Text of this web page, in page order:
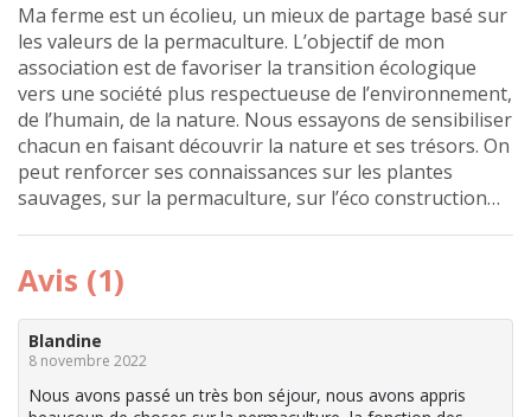
Ma ferme est un écolieu, un mieux de partage basé sur
les valeurs de la permaculture. L’objectif de mon
association est de favoriser la transition écologique
vers une société plus respectueuse de l’environnement,
de l’humain, de la nature. Nous essayons de sensibiliser
chacun en faisant découvrir la nature et ses trésors. On
peut renforcer ses connaissances sur les plantes
sauvages, sur la permaculture, sur l’éco construction…
Avis (1)
Blandine
8 novembre 2022
Nous avons passé un très bon séjour, nous avons appris